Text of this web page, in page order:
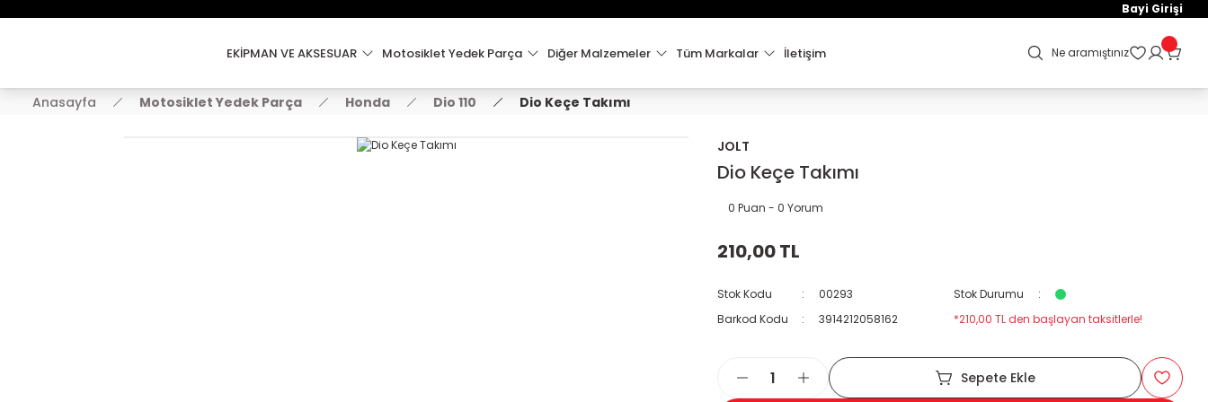
2000 TL VE ÜZERİ KARGO ÜCRETSİZ !
Bayi Girişi
EKİPMAN VE AKSESUAR Motosiklet Yedek Parça Diğer Malzemeler Tüm Markalar İletişim Ne aramıştınız
Anasayfa Motosiklet Yedek Parça Honda Dio 110 Dio Keçe Takımı
JOLT
Dio Keçe Takımı
0 Puan - 0 Yorum
210,00 TL
Stok Kodu 00293
Stok Durumu
Barkod Kodu
3914212058162 *210,00 TL den başlayan taksitlerle!
Sepete Ekle